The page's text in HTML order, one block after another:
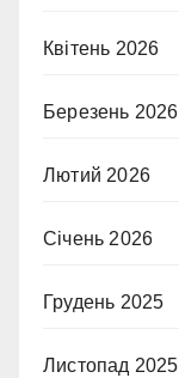
Квітень 2026
Березень 2026
Лютий 2026
Січень 2026
Грудень 2025
Листопад 2025